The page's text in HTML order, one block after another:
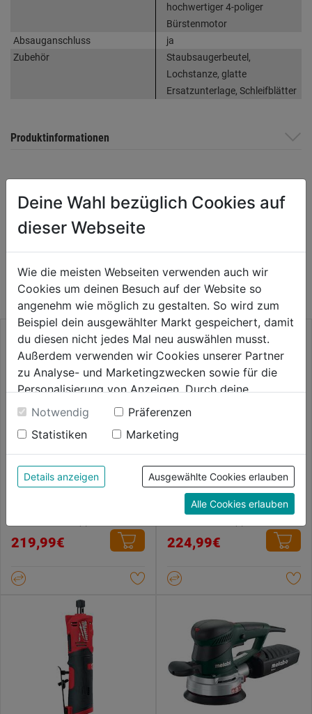
hochwertiger 4-poliger
Bürstenmotor
Absauganschluss
ja
Zubehör
Staubsaugerbeutel,
Lochstanze, glatte
Ersatzunterlage, Schleifblätter
Produktinformationen
WEITERE PRODUKTE AUS DIESER
KATEGORIE
Akku-Exzenterschleifer
0.0
von
Sternen.
219,99€
Akku-Exzenterschleifer GEX
18V-125 (L) solo CLC
5.0
von
Sternen.
224,99€
Deine Wahl bezüglich Cookies auf
dieser Webseite
Wie die meisten Webseiten verwenden auch wir
Cookies um deinen Besuch auf der Website so
angenehm wie möglich zu gestalten. So wird zum
Beispiel dein ausgewählter Markt gespeichert, damit
du diesen nicht jedes Mal neu auswählen musst.
Außerdem verwenden wir Cookies unserer Partner
zu Analyse- und Marketingzwecken sowie für die
Personalisierung von Anzeigen. Durch deine
Einwilligung werden die Daten von Drittanbieter,
unter anderem auch in den USA, verarbeitet.
Durch Klick auf "Alle Cookies erlauben" stimmst du
der Verwendung aller Cookies zu. Unter "Details
anzeigen" findest du alle Infos zu den
unterschiedlichen Cookies, unter "Cookies
Konfigurieren" kannst du auswählen, welche Cookies
du zulassen möchtest und welche nicht.
Weitere Informationen findest du in unserer
Notwendig
Präferenzen
Statistiken
Marketing
Details anzeigen Ausgewählte Cookies erlauben
Alle Cookies erlauben